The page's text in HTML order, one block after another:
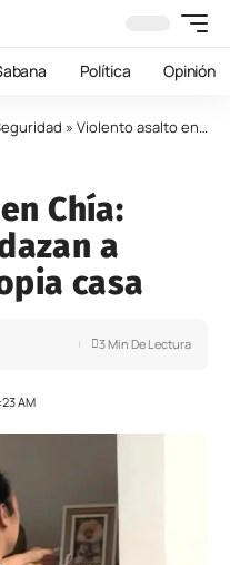
Política Opinión
» Violento asalto en Chía: golpean y amordazan a familia en su propia casa
Chía:
a
casa
AM
3 Min De Lectura